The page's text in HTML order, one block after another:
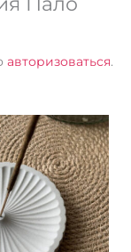
авторизоваться.
Этот
товар
имеет
несколько
вариаций.
Опции
можно